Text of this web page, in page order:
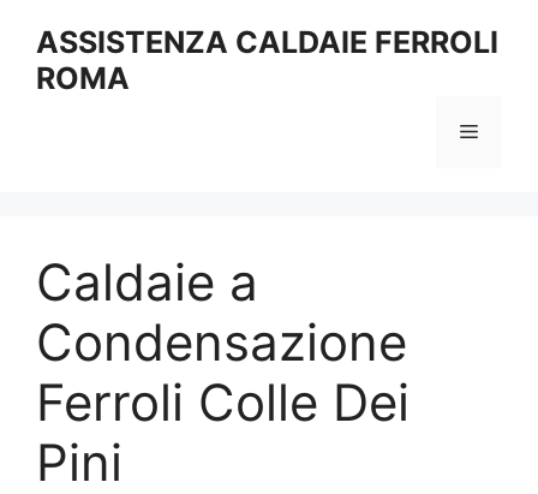
contenuto
ASSISTENZA CALDAIE FERROLI
ROMA
Menu
Caldaie a
Condensazione
Ferroli Colle Dei
Pini